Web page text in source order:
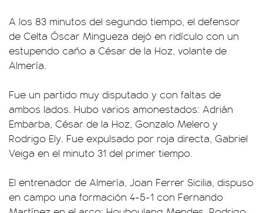
A los 83 minutos del segundo tiempo, el defensor
de Celta Óscar Mingueza dejó en ridículo con un
estupendo caño a César de la Hoz, volante de
Almería.
Fue un partido muy disputado y con faltas de
ambos lados. Hubo varios amonestados: Adrián
Embarba, César de la Hoz, Gonzalo Melero y
Rodrigo Ely. Fue expulsado por roja directa, Gabriel
Veiga en el minuto 31 del primer tiempo.
El entrenador de Almería, Joan Ferrer Sicilia, dispuso
en campo una formación 4-5-1 con Fernando